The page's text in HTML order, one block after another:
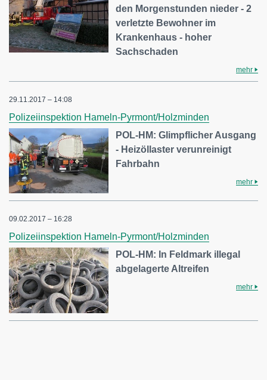
den Morgenstunden nieder - 2
verletzte Bewohner im
Krankenhaus - hoher
Sachschaden
mehr
29.11.2017 – 14:08
Polizeiinspektion Hameln-Pyrmont/Holzminden
POL-HM: Glimpflicher Ausgang
- Heizöllaster verunreinigt
Fahrbahn
mehr
09.02.2017 – 16:28
Polizeiinspektion Hameln-Pyrmont/Holzminden
POL-HM: In Feldmark illegal
abgelagerte Altreifen
mehr